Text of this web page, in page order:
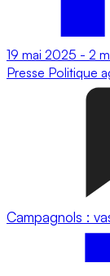
19 mai 2025 - 2
Presse Politique
Campagnols :